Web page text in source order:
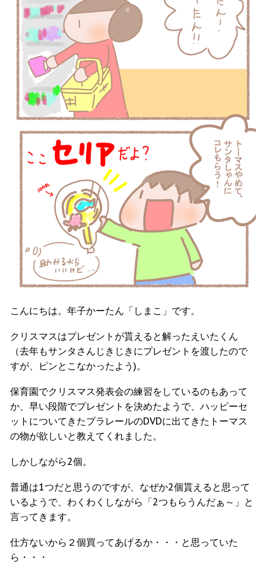
こんにちは。年子かーたん「しまこ」です。
クリスマスはプレゼントが貰えると解ったえいたくん
（去年もサンタさんじきじきにプレゼントを渡したので
すが、ピンとこなかったよう)。
保育園でクリスマス発表会の練習をしているのもあって
か、早い段階でプレゼントを決めたようで、ハッピーセ
ットについてきたプラレールのDVDに出てきたトーマス
の物が欲しいと教えてくれました。
しかしながら2個。
普通は1つだと思うのですが、なぜか2個貰えると思って
いるようで、わくわくしながら「2つもらうんだぁ～」と
言ってきます。
仕方ないから２個買ってあげるか・・・と思っていた
ら・・・